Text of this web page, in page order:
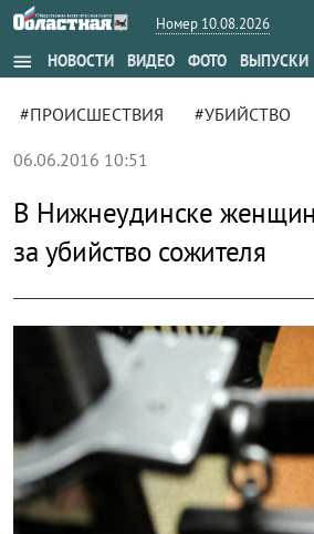
Номер 10.08.2026
menu НОВОСТИ ВИДЕО ФОТО ВЫПУСКИ
#ПРОИСШЕСТВИЯ #УБИЙСТВО
06.06.2016 10:51
В Нижнеудинске
за убийство сожителя